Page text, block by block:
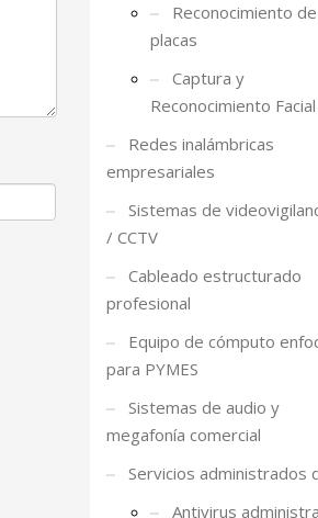
Reconocimiento de
placas
Captura y
Reconocimiento Facial
Redes inalámbricas
empresariales
Sistemas de
/ CCTV
Cableado estructurado
profesional
Equipo de cómputo
para PYMES
Sistemas de audio y
megafonía comercial
Servicios administrados
Antivirus